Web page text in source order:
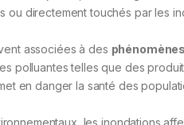
ou directement touchés par les
associées à des
polluantes telles que des
en danger la santé des
les inondations